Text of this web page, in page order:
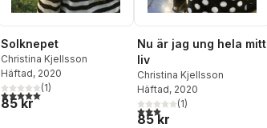
Solknepet
Christina Kjellsson
Häftad, 2020
5,0utav 5 stjärnor. Totalt antal röster:
(1)
85 kr
Nu är jag ung hela mitt
liv
Christina Kjellsson
Häftad, 2020
3,0utav 5 stjärnor. Totalt
(1)
85 kr